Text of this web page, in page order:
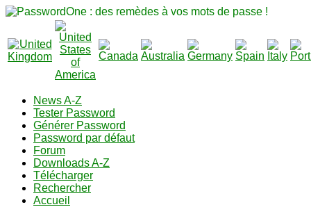
News A-Z
Tester Password
Générer Password
Password par défaut
Forum
Downloads A-Z
Télécharger
Rechercher
Accueil